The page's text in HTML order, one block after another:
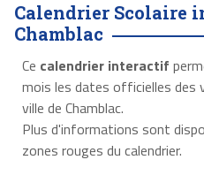
Calendrier Scolaire
Chamblac
Ce calendrier interactif
mois les dates officielles des
ville de Chamblac.
Plus d'informations sont
zones rouges du calendrier.